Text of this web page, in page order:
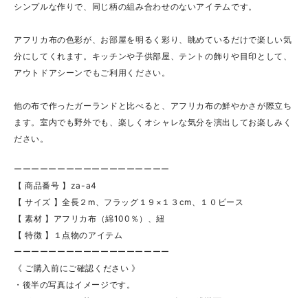
シンプルな作りで、同じ柄の組み合わせのないアイテムです。
アフリカ布の色彩が、お部屋を明るく彩り、眺めているだけで楽しい気
分にしてくれます。キッチンや子供部屋、テントの飾りや目印として、
アウトドアシーンでもご利用ください。
他の布で作ったガーランドと比べると、アフリカ布の鮮やかさが際立ち
ます。室内でも野外でも、楽しくオシャレな気分を演出してお楽しみく
ださい。
ーーーーーーーーーーーーーーーーーー
【 商品番号 】za-a4
【 サイズ 】全長２m、フラッグ１９×１３cm、１０ピース
【 素材 】アフリカ布（綿100％）、紐
【 特徴 】１点物のアイテム
ーーーーーーーーーーーーーーーーーー
《 ご購入前にご確認ください 》
・後半の写真はイメージです。